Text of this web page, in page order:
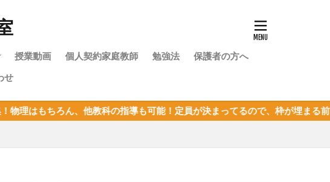
験に
授業動画 個人契約家庭教師 勉強法
保護者の方へ
せ
教科の指導も可能！定員が決まってるので、枠が埋まる前にまずは体験授業を